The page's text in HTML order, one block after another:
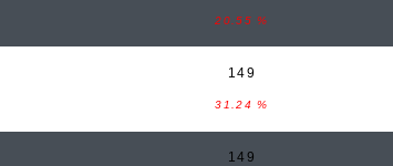
20.55 %
149
31.24 %
149